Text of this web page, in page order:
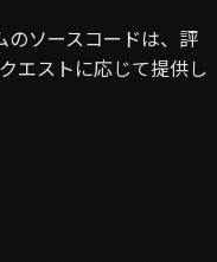
ソースコードは、評
エストに応じて提供し